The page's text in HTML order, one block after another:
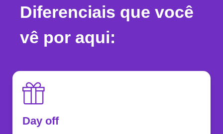
Diferenciais que você
vê por aqui:
Day off